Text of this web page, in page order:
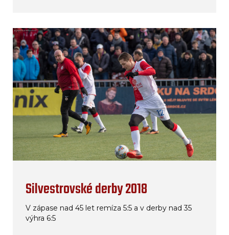
Silvestrovské derby 2018
V zápase nad 45 let remíza 5:5 a v derby nad 35
výhra 6:5